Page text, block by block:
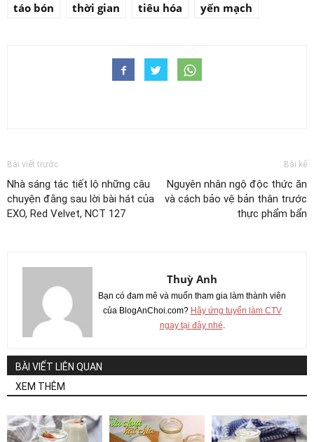
táo bón
thời gian tiêu hóa yến mạch
Bài viết trước
Nhà sáng tác tiết lộ những câu
chuyện đằng sau lời bài hát của
EXO, Red Velvet, NCT 127
Bài kế
Nguyên nhân ngộ độc thức ăn
và cách bảo vệ bản thân trước
thực phẩm bẩn
Thuỳ Anh
Bạn có đam mê và muốn tham gia làm thành viên
của BlogAnChoi.com? Hãy ứng tuyển làm CTV
ngay tại đây nhé.
BÀI VIẾT LIÊN QUAN
XEM THÊM